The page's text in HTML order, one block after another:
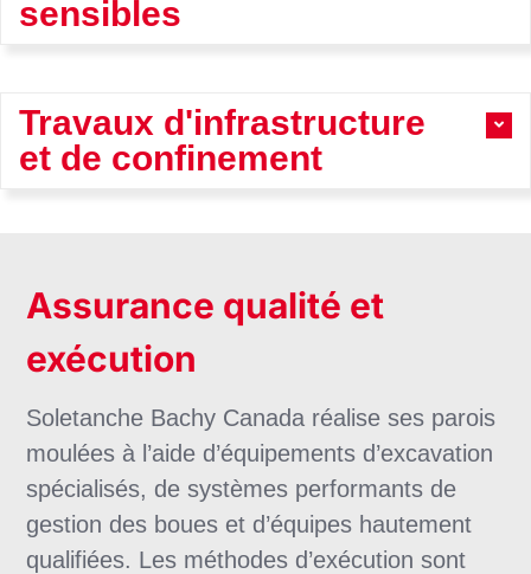
sensibles
Travaux d'infrastructure
et de confinement
Assurance qualité et
exécution
Soletanche Bachy Canada réalise ses parois
moulées à l’aide d’équipements d’excavation
spécialisés, de systèmes performants de
gestion des boues et d’équipes hautement
qualifiées. Les méthodes d’exécution sont